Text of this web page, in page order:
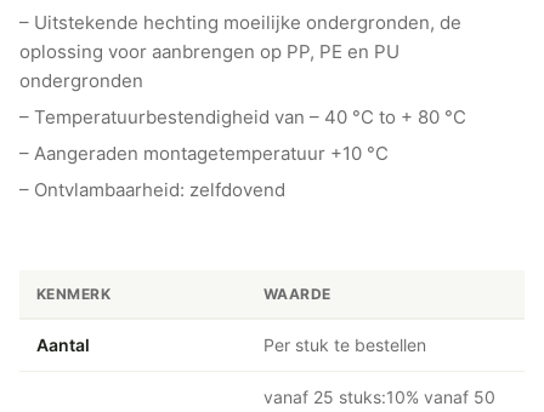
– Uitstekende hechting moeilijke ondergronden, de
oplossing voor aanbrengen op PP, PE en PU
ondergronden
– Temperatuurbestendigheid van – 40 °C to + 80 °C
– Aangeraden montagetemperatuur +10 °C
– Ontvlambaarheid: zelfdovend
KENMERK WAARDE
Aantal Per stuk te bestellen
vanaf 25 stuks:10% vanaf 50